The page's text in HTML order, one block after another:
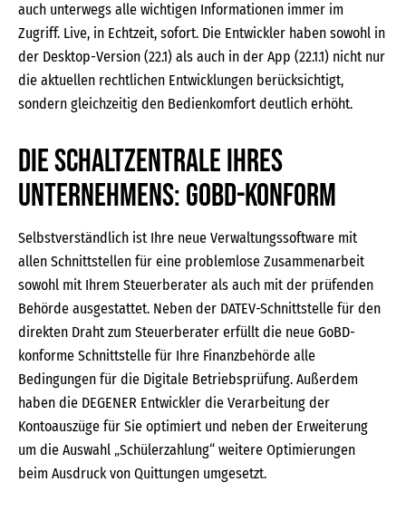
auch unterwegs alle wichtigen Informationen immer im
Zugriff. Live, in Echtzeit, sofort. Die Entwickler haben sowohl in
der Desktop-Version (22.1) als auch in der App (22.1.1) nicht nur
die aktuellen rechtlichen Entwicklungen berücksichtigt,
sondern gleichzeitig den Bedienkomfort deutlich erhöht.
Die Schaltzentrale Ihres
Unternehmens: GoBD-konform
Selbstverständlich ist Ihre neue Verwaltungssoftware mit
allen Schnittstellen für eine problemlose Zusammenarbeit
sowohl mit Ihrem Steuerberater als auch mit der prüfenden
Behörde ausgestattet. Neben der DATEV-Schnittstelle für den
direkten Draht zum Steuerberater erfüllt die neue GoBD-
konforme Schnittstelle für Ihre Finanzbehörde alle
Bedingungen für die Digitale Betriebsprüfung. Außerdem
haben die DEGENER Entwickler die Verarbeitung der
Kontoauszüge für Sie optimiert und neben der Erweiterung
um die Auswahl „Schülerzahlung“ weitere Optimierungen
beim Ausdruck von Quittungen umgesetzt.